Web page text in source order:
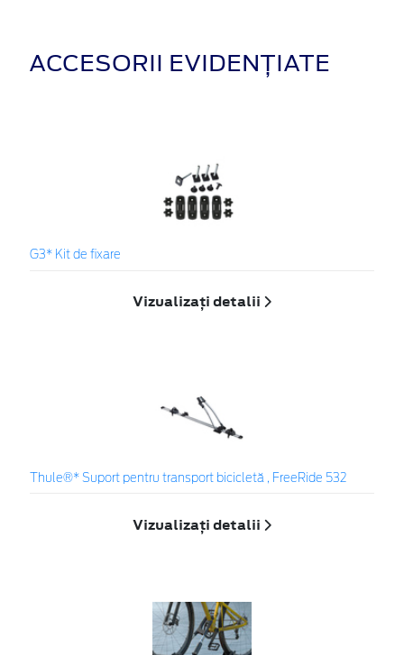
ACCESORII EVIDENȚIATE
G3* Kit de fixare
Vizualizați detalii
Thule®* Suport pentru transport bicicletă , FreeRide 532
Vizualizați detalii